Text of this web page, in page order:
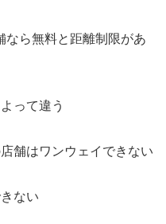
なら無料と距離制限があ
って違う
舗はワンウェイできない
ない